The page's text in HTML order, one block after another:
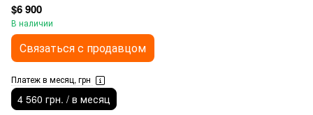
$6 900
В наличии
Связаться с продавцом
Платеж в месяц, грн
4 560 грн. / в месяц